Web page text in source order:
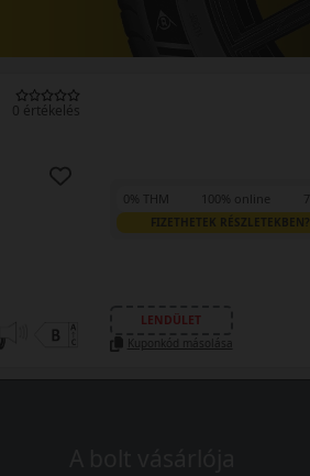
0 értékelés
0% THM 100% online
FIZETHETEK RÉSZLETEKBEN?
LENDÜLET
Kuponkód másolása